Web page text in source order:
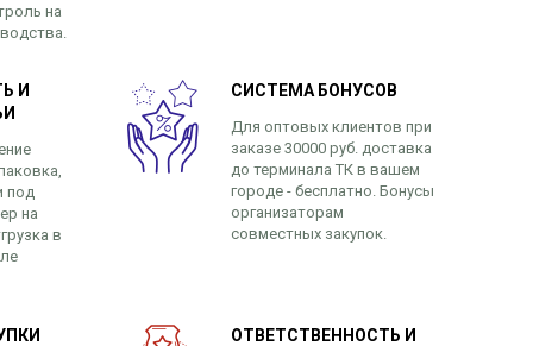
на
И
под
на
в
СИСТЕМА БОНУСОВ
Для оптовых клиентов при
заказе 30000 руб. доставка
до терминала ТК в вашем
городе - бесплатно. Бонусы
организаторам
совместных закупок.
ОТВЕТСТВЕННОСТЬ И